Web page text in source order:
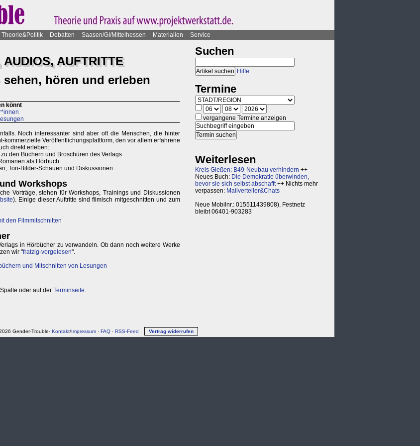
Theorie&Politik Debatten Saasen/GI/Mittelhessen Materialien
Service
AUFTRITTE
hören und erleben
könnt
Noch interessanter sind aber oft die Menschen, die hinter
Veröffentlichungsplattform, den vor allem erfahrene
direkt erleben:
den Büchern und Broschüren des Verlags
als Hörbuch
Ton-Bilder-Schauen und Diskussionen
Workshops
Vorträge, stehen für Workshops, Trainings und Diskussionen
). Einige dieser Auftritte sind filmisch mitgeschnitten und zum
den Filmmitschnitten
in Hörbücher zu verwandeln. Ob dann noch weitere Werke
wir "fratzig-vorgelesen".
und Mitschnitten von Lesungen
oder auf der Terminseite.
Suchen
Hilfe
Termine
vergangene Termine anzeigen
Weiterlesen
Kreis Gießen: B49-Neubau verhindern ++
Neues Buch: Die Demokratie überwinden,
bevor sie sich selbst abschafft++ Nichts mehr
verpassen: Mailverteiler&Chats
Neue Mobilnr.: 015511439808), Festnetz
bleibt 06401-903283
Gender-Trouble· Kontakt/Impressum· FAQ· RSS-Feed Vertrag widerrufen